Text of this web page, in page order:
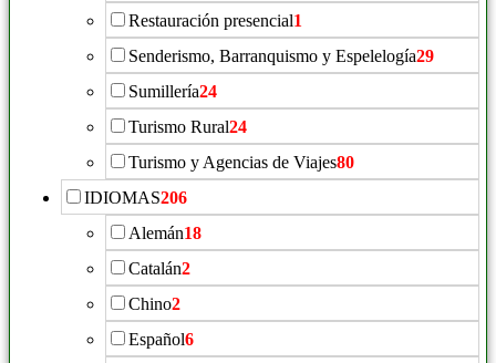
Restauración presencial1
Senderismo, Barranquismo y Espelelogía29
Sumillería24
Turismo Rural24
Turismo y Agencias de Viajes80
IDIOMAS206
Alemán18
Catalán2
Chino2
Español6